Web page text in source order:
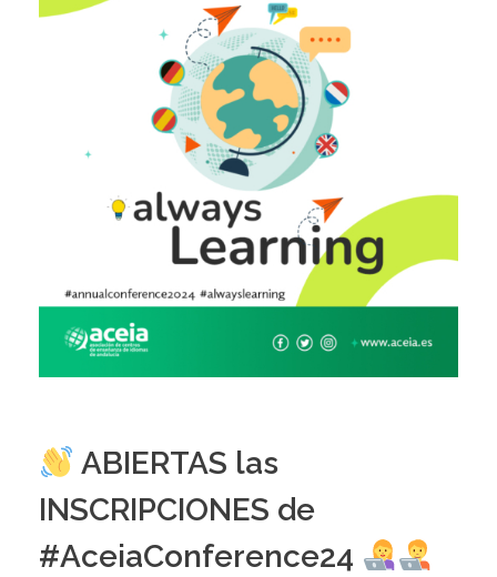
ABIERTAS las
INSCRIPCIONES de
#AceiaConference24